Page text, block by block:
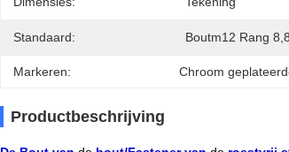
Standaard: Boutm12 Rang 8,8
Markeren: Chroom
Productbeschrijving